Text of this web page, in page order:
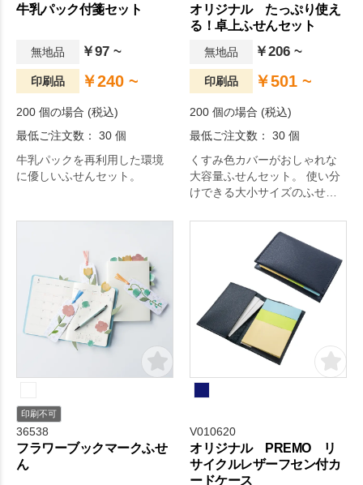
牛乳パック付箋セット
無地品 ￥97 ~
印刷品 ￥240 ~
200 個の場合 (税込)
最低ご注文数： 30 個
牛乳パックを再利用した環境
に優しいふせんセット。
オリジナル たっぷり使え
る！卓上ふせんセット
無地品 ￥206 ~
印刷品 ￥501 ~
200 個の場合 (税込)
最低ご注文数： 30 個
くすみ色カバーがおしゃれな
大容量ふせんセット。 使い分
けできる大小サイズのふせん
年齢問わず使いやすいです。
印刷不可
36538
フラワーブックマークふせ
ん
V010620
オリジナル PREMO リ
サイクルレザーフセン付カ
ードケース